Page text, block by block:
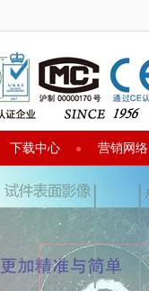
下载中心 营销网络